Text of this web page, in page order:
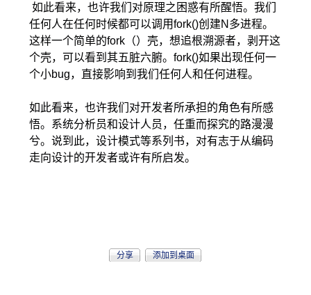
如此看来，也许我们对原理之困惑有所醒悟。我们
任何人在任何时候都可以调用fork()创建N多进程。
这样一个简单的fork（）壳，想追根溯源者，剥开这
个壳，可以看到其五脏六腑。fork()如果出现任何一
个小bug，直接影响到我们任何人和任何进程。
如此看来，也许我们对开发者所承担的角色有所感
悟。系统分析员和设计人员，任重而探究的路漫漫
兮。说到此，设计模式等系列书，对有志于从编码
走向设计的开发者或许有所启发。
分享 添加到桌面